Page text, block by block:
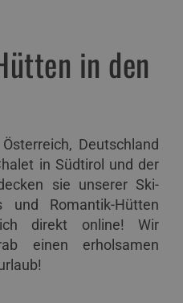
in den
Deutschland
in Südtirol und der
sie unserer Ski-
und Romantik-Hütten
direkt online! Wir
einen erholsamen